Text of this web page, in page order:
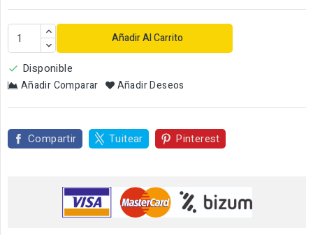
Añadir Al Carrito
 Disponible
Añadir Comparar Añadir Deseos
Compartir Tuitear Pinterest